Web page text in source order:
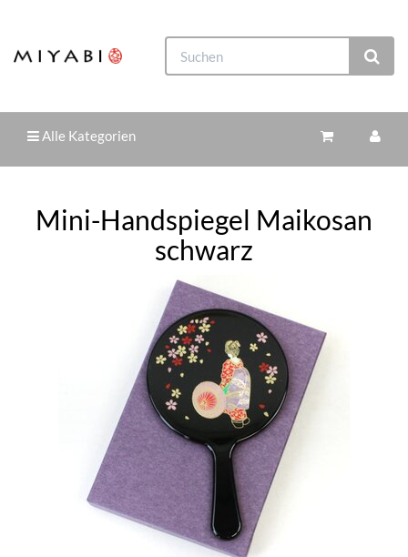
Alle Kategorien
Mini-Handspiegel Maikosan
schwarz